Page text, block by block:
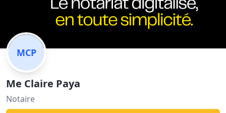
MCP
Me Claire Paya
Notaire